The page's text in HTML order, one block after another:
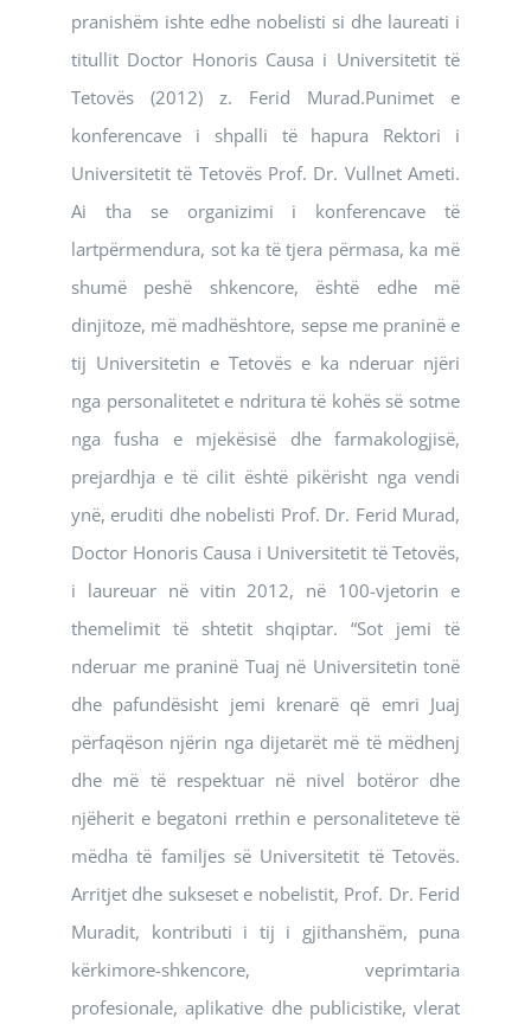
pranishëm ishte edhe nobelisti si dhe laureati i
titullit Doctor Honoris Causa i Universitetit të
Tetovës (2012) z. Ferid Murad.Punimet e
konferencave i shpalli të hapura Rektori i
Universitetit të Tetovës Prof. Dr. Vullnet Ameti.
Ai tha se organizimi i konferencave të
lartpërmendura, sot ka të tjera përmasa, ka më
shumë peshë shkencore, është edhe më
dinjitoze, më madhështore, sepse me praninë e
tij Universitetin e Tetovës e ka nderuar njëri
nga personalitetet e ndritura të kohës së sotme
nga fusha e mjekësisë dhe farmakologjisë,
prejardhja e të cilit është pikërisht nga vendi
ynë, eruditi dhe nobelisti Prof. Dr. Ferid Murad,
Doctor Honoris Causa i Universitetit të Tetovës,
i laureuar në vitin 2012, në 100-vjetorin e
themelimit të shtetit shqiptar. “Sot jemi të
nderuar me praninë Tuaj në Universitetin tonë
dhe pafundësisht jemi krenarë që emri Juaj
përfaqëson njërin nga dijetarët më të mëdhenj
dhe më të respektuar në nivel botëror dhe
njëherit e begatoni rrethin e personaliteteve të
mëdha të familjes së Universitetit të Tetovës.
Arritjet dhe sukseset e nobelistit, Prof. Dr. Ferid
Muradit, kontributi i tij i gjithanshëm, puna
kërkimore-shkencore, veprimtaria
profesionale, aplikative dhe publicistike, vlerat